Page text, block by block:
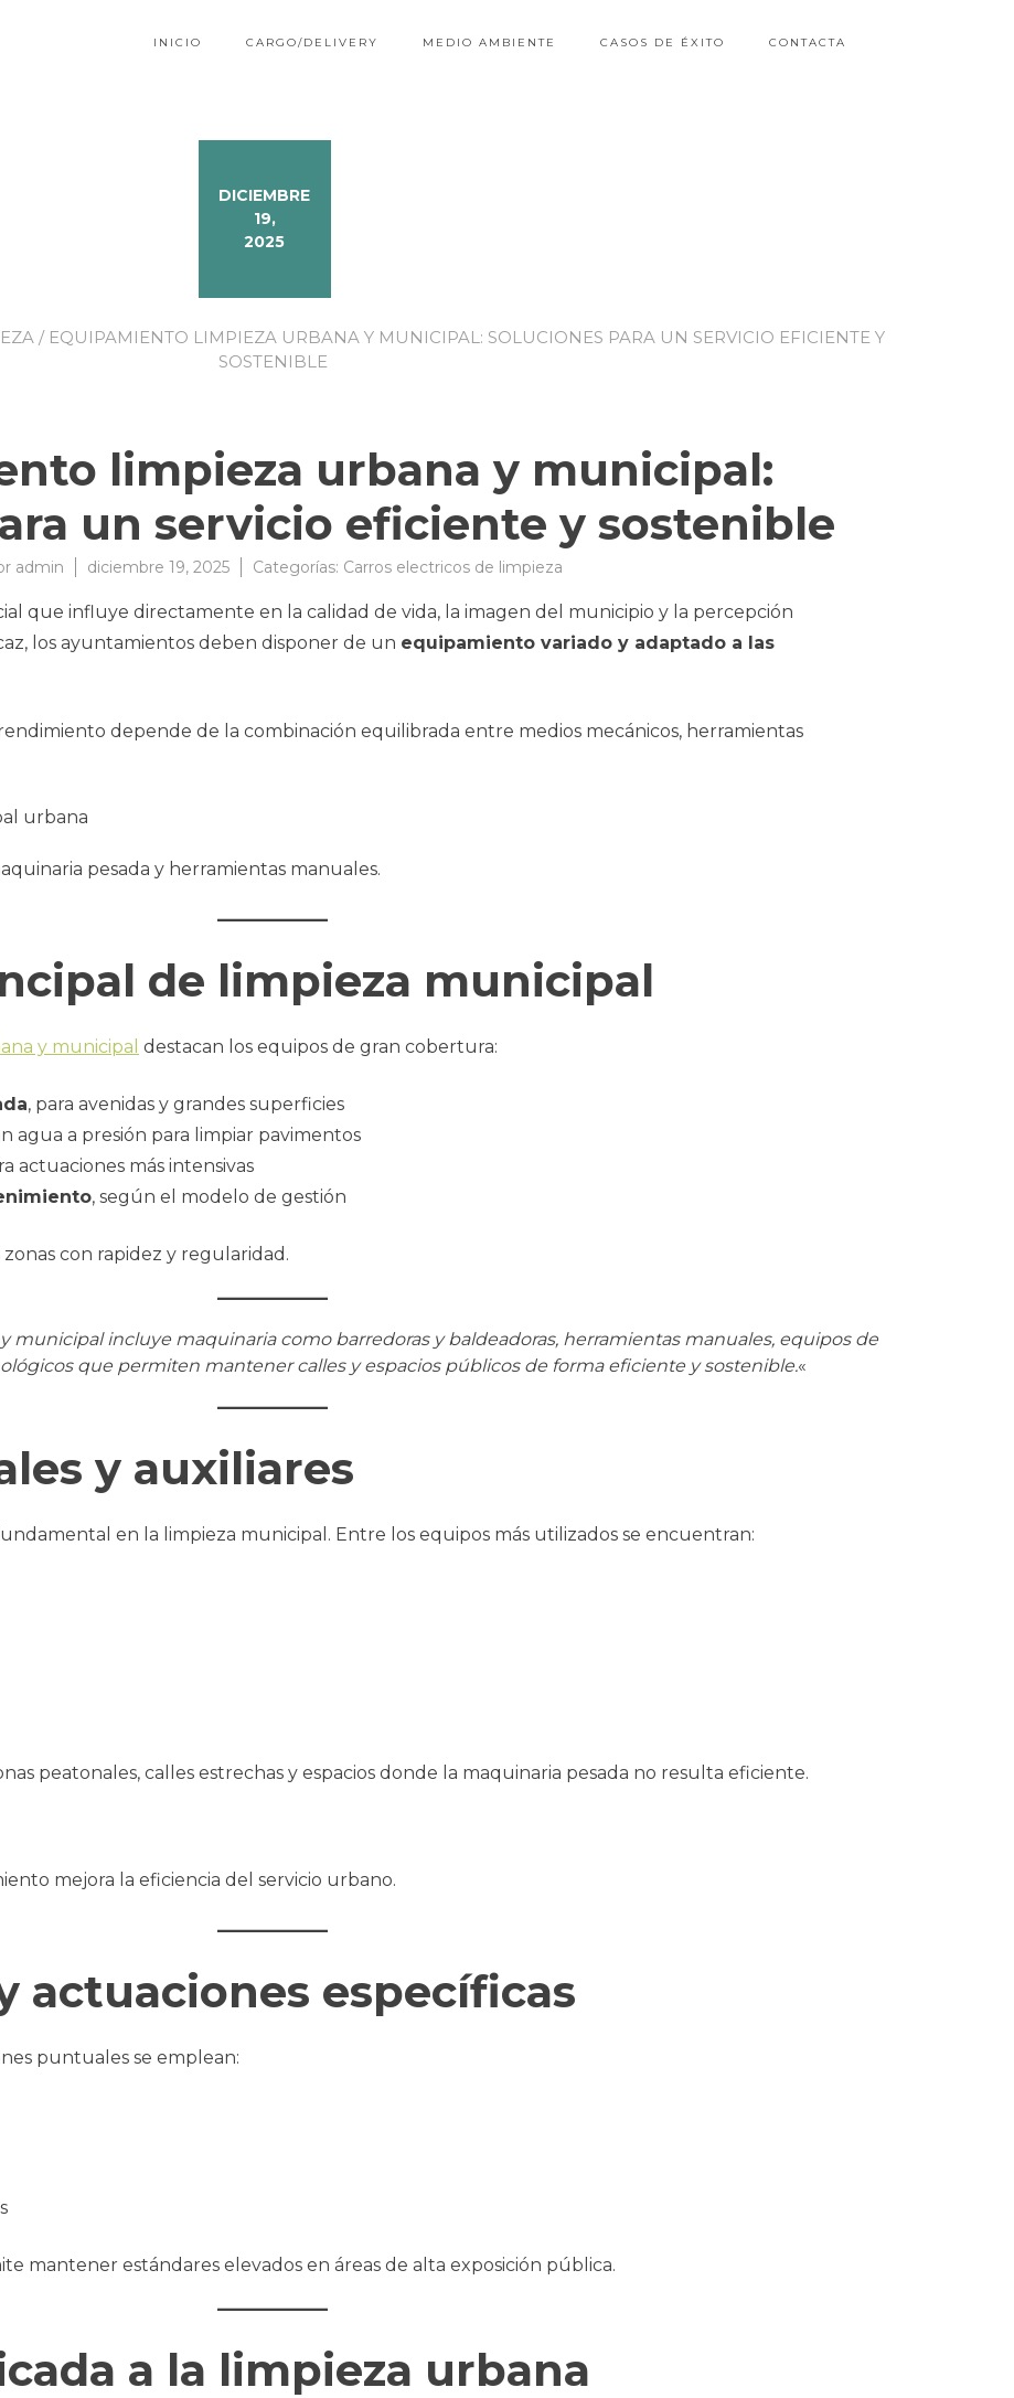
INICIO CARGO/DELIVERY MEDIO AMBIENTE CASOS DE ÉXITO CONTACTA
DICIEMBRE
19,
2025
/ EQUIPAMIENTO LIMPIEZA URBANA Y MUNICIPAL: SOLUCIONES PARA UN SERVICIO EFICIENTE Y
SOSTENIBLE
limpieza urbana y municipal:
un servicio eficiente y sostenible
admin diciembre 19, 2025 Categorías: Carros electricos de limpieza
que influye directamente en la calidad de vida, la imagen del municipio y la percepción
los ayuntamientos deben disponer de un equipamiento variado y adaptado a las
depende de la combinación equilibrada entre medios mecánicos, herramientas
pesada y herramientas manuales.
de limpieza municipal
y municipal destacan los equipos de gran cobertura:
, para avenidas y grandes superficies
agua a presión para limpiar pavimentos
actuaciones más intensivas
, según el modelo de gestión
con rapidez y regularidad.
municipal incluye maquinaria como barredoras y baldeadoras, herramientas manuales, equipos de
que permiten mantener calles y espacios públicos de forma eficiente y sostenible.«
y auxiliares
en la limpieza municipal. Entre los equipos más utilizados se encuentran:
peatonales, calles estrechas y espacios donde la maquinaria pesada no resulta eficiente.
mejora la eficiencia del servicio urbano.
actuaciones específicas
puntuales se emplean:
mantener estándares elevados en áreas de alta exposición pública.
a la limpieza urbana